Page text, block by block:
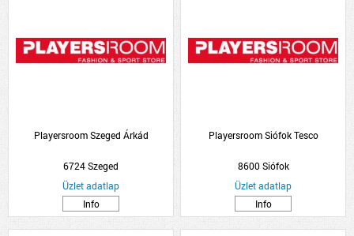
Playersroom Szeged Árkád
6724 Szeged
Üzlet adatlap
Info
Playersroom Siófok Tesco
8600 Siófok
Üzlet adatlap
Info